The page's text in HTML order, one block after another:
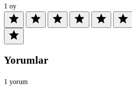
1 oy
star star star star star star
star
Yorumlar
1 yorum